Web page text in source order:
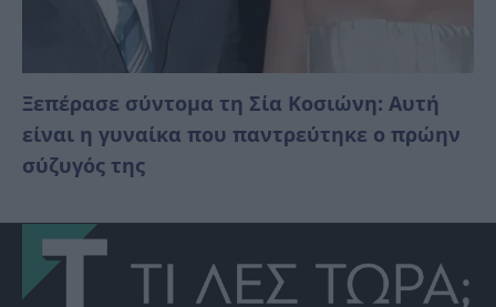
Ξεπέρασε σύντομα τη Σία Κοσιώνη: Αυτή
είναι η γυναίκα που παντρεύτηκε ο πρώην
σύζυγός της